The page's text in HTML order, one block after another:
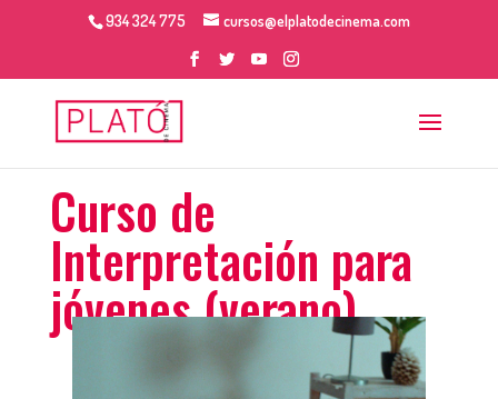
934 324 775 cursos@elplatodecinema.com
Curso de
Interpretación para
jóvenes (verano)